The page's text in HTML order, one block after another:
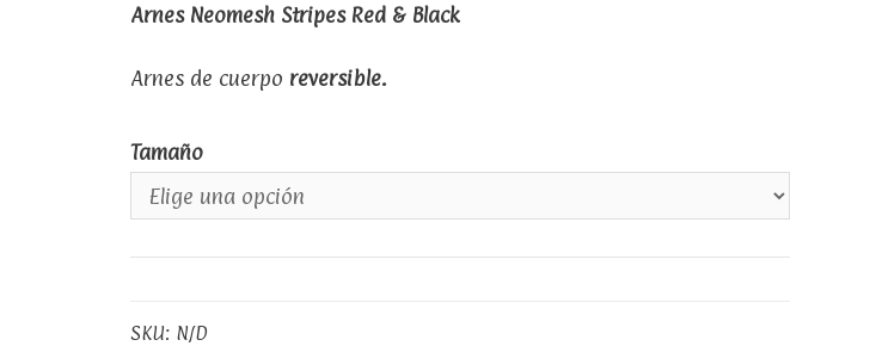
Arnes Neomesh Stripes Red & Black
Arnes de cuerpo reversible.
Tamaño
SKU: N/D